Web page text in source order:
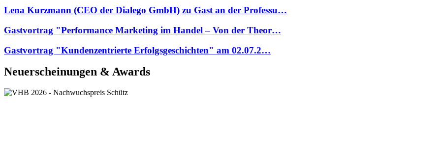
Lena Kurzmann (CEO der Dialego GmbH) zu Gast an der Professu…
Gastvortrag "Performance Marketing im Handel – Von der Theor…
Gastvortrag "Kundenzentrierte Erfolgsgeschichten" am 02.07.2…
Neuerscheinungen & Awards